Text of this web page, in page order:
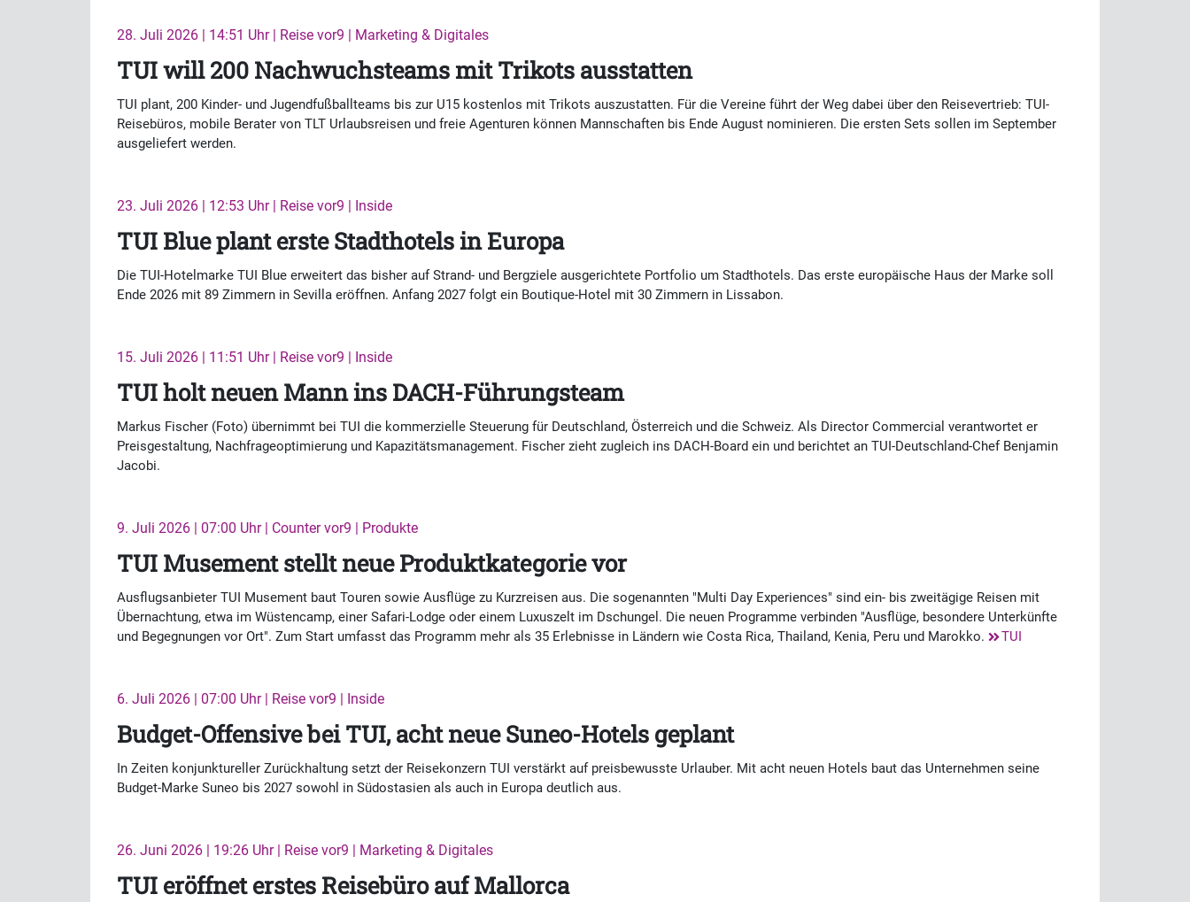
28. Juli 2026 | 14:51 Uhr | Reise vor9 | Marketing & Digitales
TUI will 200 Nachwuchsteams mit Trikots ausstatten
TUI plant, 200 Kinder- und Jugendfußballteams bis zur U15 kostenlos mit Trikots auszustatten. Für die Vereine führt der Weg dabei über den Reisevertrieb: TUI-
Reisebüros, mobile Berater von TLT Urlaubsreisen und freie Agenturen können Mannschaften bis Ende August nominieren. Die ersten Sets sollen im September
ausgeliefert werden.
23. Juli 2026 | 12:53 Uhr | Reise vor9 | Inside
TUI Blue plant erste Stadthotels in Europa
Die TUI-Hotelmarke TUI Blue erweitert das bisher auf Strand- und Bergziele ausgerichtete Portfolio um Stadthotels. Das erste europäische Haus der Marke soll
Ende 2026 mit 89 Zimmern in Sevilla eröffnen. Anfang 2027 folgt ein Boutique-Hotel mit 30 Zimmern in Lissabon.
15. Juli 2026 | 11:51 Uhr | Reise vor9 | Inside
TUI holt neuen Mann ins DACH-Führungsteam
Markus Fischer (Foto) übernimmt bei TUI die kommerzielle Steuerung für Deutschland, Österreich und die Schweiz. Als Director Commercial verantwortet er
Preisgestaltung, Nachfrageoptimierung und Kapazitätsmanagement. Fischer zieht zugleich ins DACH-Board ein und berichtet an TUI-Deutschland-Chef Benjamin
Jacobi.
9. Juli 2026 | 07:00 Uhr | Counter vor9 | Produkte
TUI Musement stellt neue Produktkategorie vor
Ausflugsanbieter TUI Musement baut Touren sowie Ausflüge zu Kurzreisen aus. Die sogenannten "Multi Day Experiences" sind ein- bis zweitägige Reisen mit
Übernachtung, etwa im Wüstencamp, einer Safari-Lodge oder einem Luxuszelt im Dschungel. Die neuen Programme verbinden "Ausflüge, besondere Unterkünfte
und Begegnungen vor Ort". Zum Start umfasst das Programm mehr als 35 Erlebnisse in Ländern wie Costa Rica, Thailand, Kenia, Peru und Marokko.
TUI
6. Juli 2026 | 07:00 Uhr | Reise vor9 | Inside
Budget-Offensive bei TUI, acht neue Suneo-Hotels geplant
In Zeiten konjunktureller Zurückhaltung setzt der Reisekonzern TUI verstärkt auf preisbewusste Urlauber. Mit acht neuen Hotels baut das Unternehmen seine
Budget-Marke Suneo bis 2027 sowohl in Südostasien als auch in Europa deutlich aus.
26. Juni 2026 | 19:26 Uhr | Reise vor9 | Marketing & Digitales
TUI eröffnet erstes Reisebüro auf Mallorca